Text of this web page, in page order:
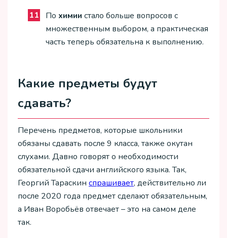
По химии стало больше вопросов с
множественным выбором, а практическая
часть теперь обязательна к выполнению.
Какие предметы будут
сдавать?
Перечень предметов, которые школьники
обязаны сдавать после 9 класса, также окутан
слухами. Давно говорят о необходимости
обязательной сдачи английского языка. Так,
Георгий Тараскин спрашивает, действительно ли
после 2020 года предмет сделают обязательным,
а Иван Воробьёв отвечает – это на самом деле
так.